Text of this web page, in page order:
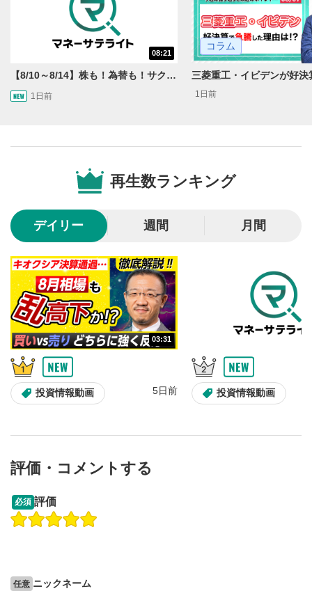
10秒戻し/10秒送り
10秒、動画を巻き戻し/早送りします。
再生位置を示しています。再生したい位置をクリック
するとその位置から動画が再生されます。
スライダーを上下すると音量が調整できます。
全画面表示
動画が全画面で表示されます。再度クリックすると元
のサイズに戻ります。
08:21
【8/10～8/14】株も！為替も！サクッと！来週のマーケット見通し＜Next View＞
1日前
コラム
1日前
再生数ランキング
デイリー 週間 月間
03:31
投資情報動画 5日前 投資情報動画
操作説明動画
評価・コメントする
必須 評価
任意 ニックネーム